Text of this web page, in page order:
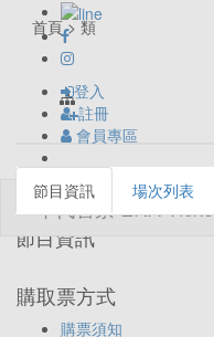
登入
註冊
會員專區
首頁 > 類
節目資訊 場次列表
節目資訊
購取票方式
購票須知